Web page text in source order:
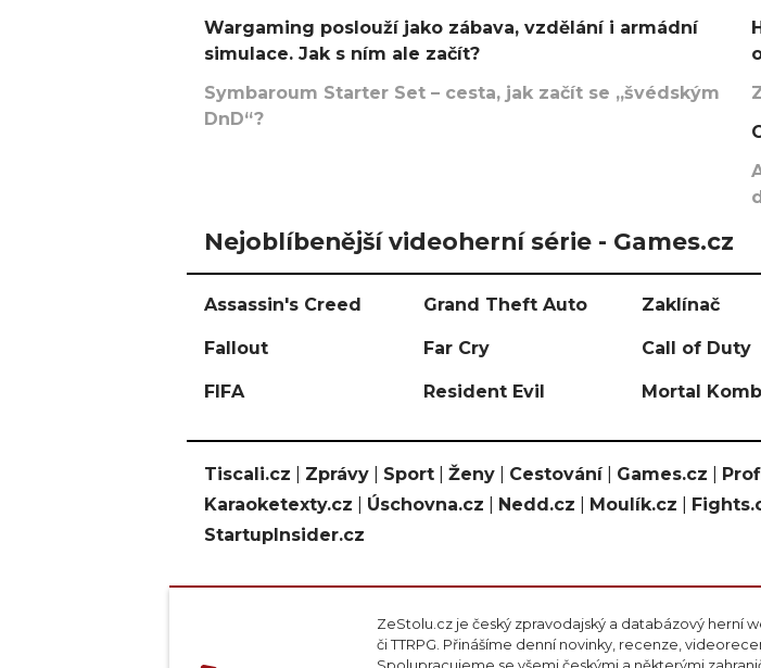
Wargaming poslouží jako zábava, vzdělání i armádní
simulace. Jak s ním ale začít?
Symbaroum Starter Set – cesta, jak začít se „švédským
DnD“?
Nejoblíbenější videoherní série - Games.cz
Assassin's Creed Grand Theft Auto Zaklínač
Fallout Far Cry Call of Duty
FIFA Resident Evil Mortal
Tiscali.cz Zprávy Sport Ženy Cestování| Games.cz
Karaoketexty.cz
Úschovna.cz Nedd.cz Moulík.cz
StartupInsider.cz
ZeStolu.cz je český zpravodajský a databázový herní
či TTRPG. Přinášíme denní novinky, recenze,